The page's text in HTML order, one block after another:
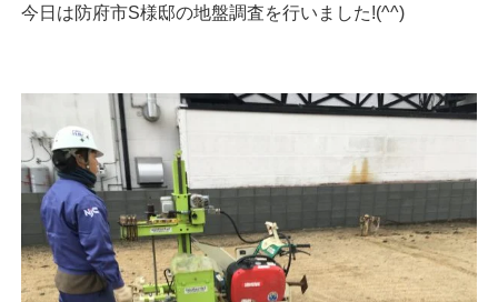
今日は防府市S様邸の地盤調査を行いました!(^^)